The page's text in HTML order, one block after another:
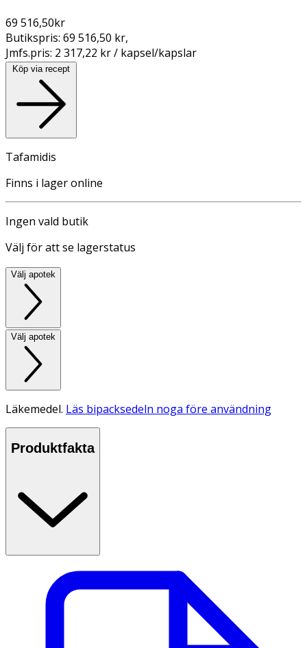
69 516,50kr
Butikspris: 69 516,50 kr,
Jmfs.pris: 2 317,22 kr / kapsel/kapslar
Köp via recept
Tafamidis
Finns i lager online
Ingen vald butik
Välj för att se lagerstatus
Välj apotek
Välj apotek
Läkemedel. Läs bipacksedeln noga före användning
Produktfakta